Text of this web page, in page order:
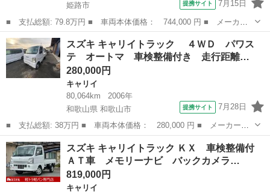
姫路市 提携サイト 7月15日
■ 支払総額: 79.8万円 ■ 車両本体価格： 744,000 円 ■ メーカー
名： スズキ ■ 車種名： キャリイトラック ■ グレード名： Ｋ
Ｃエアコン・パワステ ２ＷＤ ＭＴ車 純正オーディオデッキ Ｃ
Ｄ エアコン...
兵庫 姫路市 キャリイ
スズキ キャリイトラック ４ＷＤ パワス
テ オートマ 車検整備付き 走行距離…
280,000円
キャリイ
80,064km
2006年
和歌山県 和歌山市
提携サイト 7月28日
■ 支払総額: 38万円 ■ 車両本体価格： 280,000 円 ■ メーカー
名： スズキ ■ 車種名： キャリイトラック ■ グレード名：
４ＷＤ パワステ オートマ 車検整備付き 走行距離８００６４ｋ
ｍ ■ 排気量：...
和歌山 和歌山市 キャリイ
スズキ キャリイトラック ＫＸ 車検整備付
ＡＴ車 メモリーナビ バックカメラ…
819,000円
キャリイ